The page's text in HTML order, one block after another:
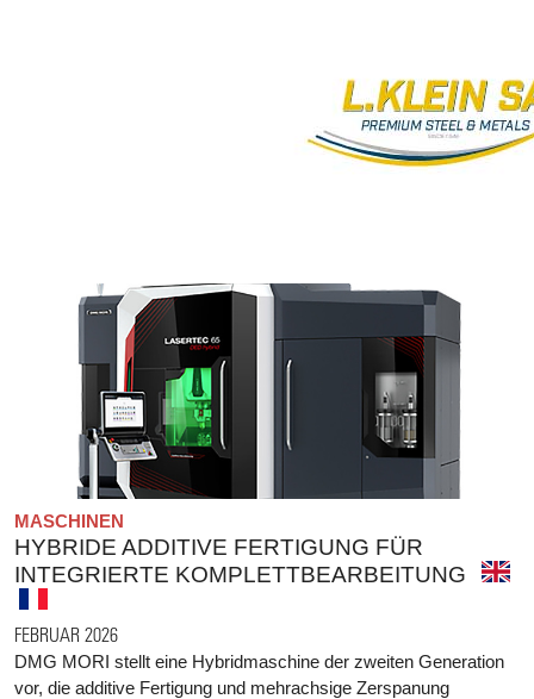
MASCHINEN
HYBRIDE ADDITIVE FERTIGUNG FÜR
INTEGRIERTE KOMPLETTBEARBEITUNG
FEBRUAR 2026
DMG MORI stellt eine Hybridmaschine der zweiten Generation
vor, die additive Fertigung und mehrachsige Zerspanung